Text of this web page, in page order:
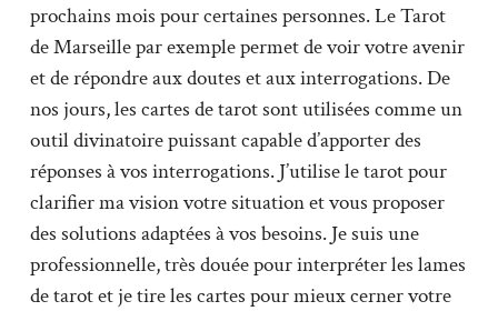
prochains mois pour certaines personnes. Le Tarot
de Marseille par exemple permet de voir votre avenir
et de répondre aux doutes et aux interrogations. De
nos jours, les cartes de tarot sont utilisées comme un
outil divinatoire puissant capable d’apporter des
réponses à vos interrogations. J’utilise le tarot pour
clarifier ma vision votre situation et vous proposer
des solutions adaptées à vos besoins. Je suis une
professionnelle, très douée pour interpréter les lames
de tarot et je tire les cartes pour mieux cerner votre